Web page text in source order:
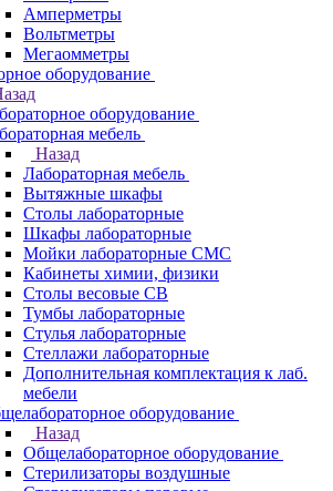
Амперметры
Вольтметры
Мегаомметры
оборудование
оборудование
мебель
Назад
Лабораторная мебель
Вытяжные шкафы
Столы лабораторные
Шкафы лабораторные
Мойки лабораторные СМС
Кабинеты химии, физики
Столы весовые СВ
Тумбы лабораторные
Стулья лабораторные
Стеллажи лабораторные
Дополнительная комплектация к лаб.
мебели
оборудование
Назад
Общелабораторное оборудование
Стерилизаторы воздушные